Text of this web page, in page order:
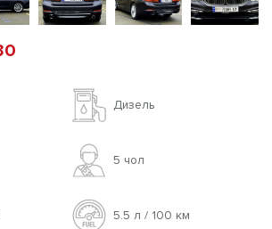
Дизель
5 чoл
5.5 л / 100 км